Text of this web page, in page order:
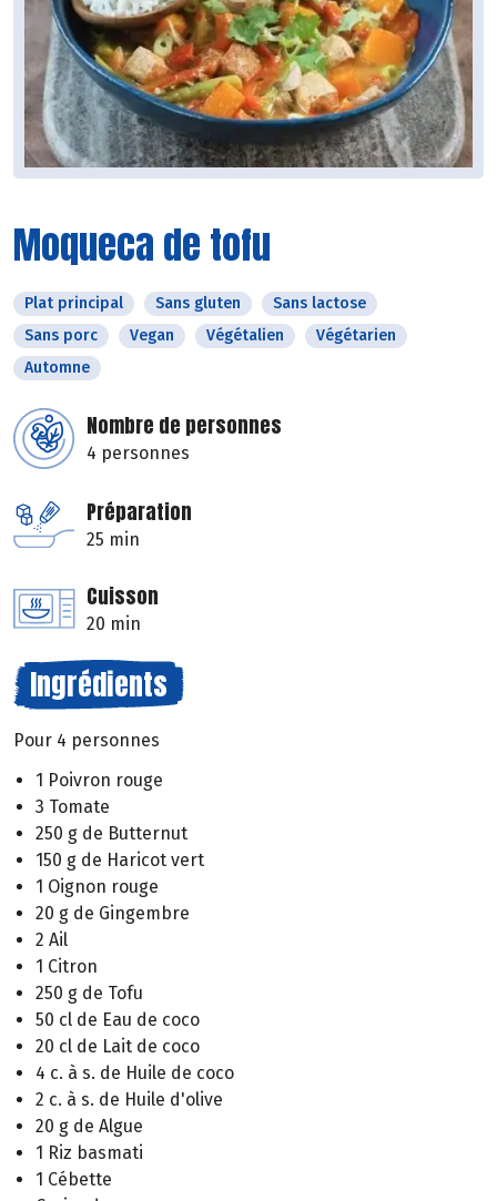
Moqueca de tofu
Plat principal Sans gluten
Sans lactose
Sans porc
Vegan Végétalien
Végétarien
Automne
Nombre de personnes
4 personnes
Préparation
25 min
Cuisson
20 min
Ingrédients
Pour 4 personnes
1 Poivron rouge
3 Tomate
250 g de Butternut
150 g de Haricot vert
1 Oignon rouge
20 g de Gingembre
2 Ail
1 Citron
250 g de Tofu
50 cl de Eau de coco
20 cl de Lait de coco
4 c. à s. de Huile de coco
2 c. à s. de Huile d'olive
20 g de Algue
1 Riz basmati
1 Cébette